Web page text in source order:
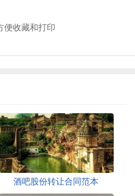
便收藏和打印
酒吧股份转让合同范本